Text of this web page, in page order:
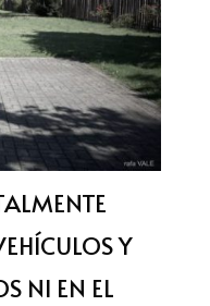
Y
NI EN EL